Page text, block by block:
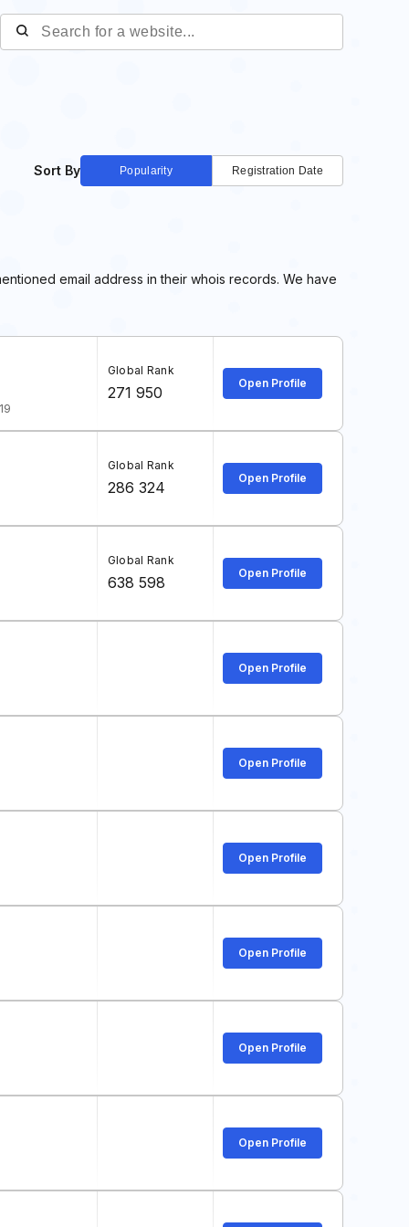
Sort By Popularity Registration Date
email address in their whois records. We have
Global Rank
271 950
Open Profile
Global Rank
286 324
Open Profile
Global Rank
638 598
Open Profile
Open Profile
Open Profile
Open Profile
Open Profile
Open Profile
Open Profile